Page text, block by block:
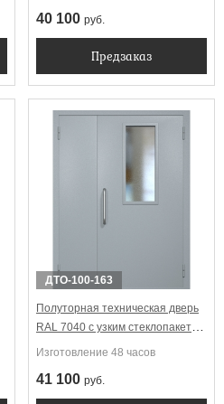
40 100 руб.
Предзаказ
ДТО-100-163
Полуторная техническая дверь
RAL 7040 с узким стеклопакетом
(ручка-скоба)
Изготовление 48 часов
41 100 руб.